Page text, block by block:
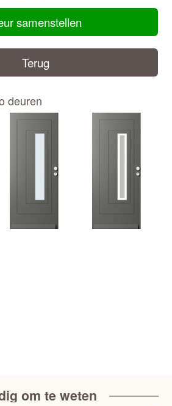
samenstellen
Terug
deuren
om te weten